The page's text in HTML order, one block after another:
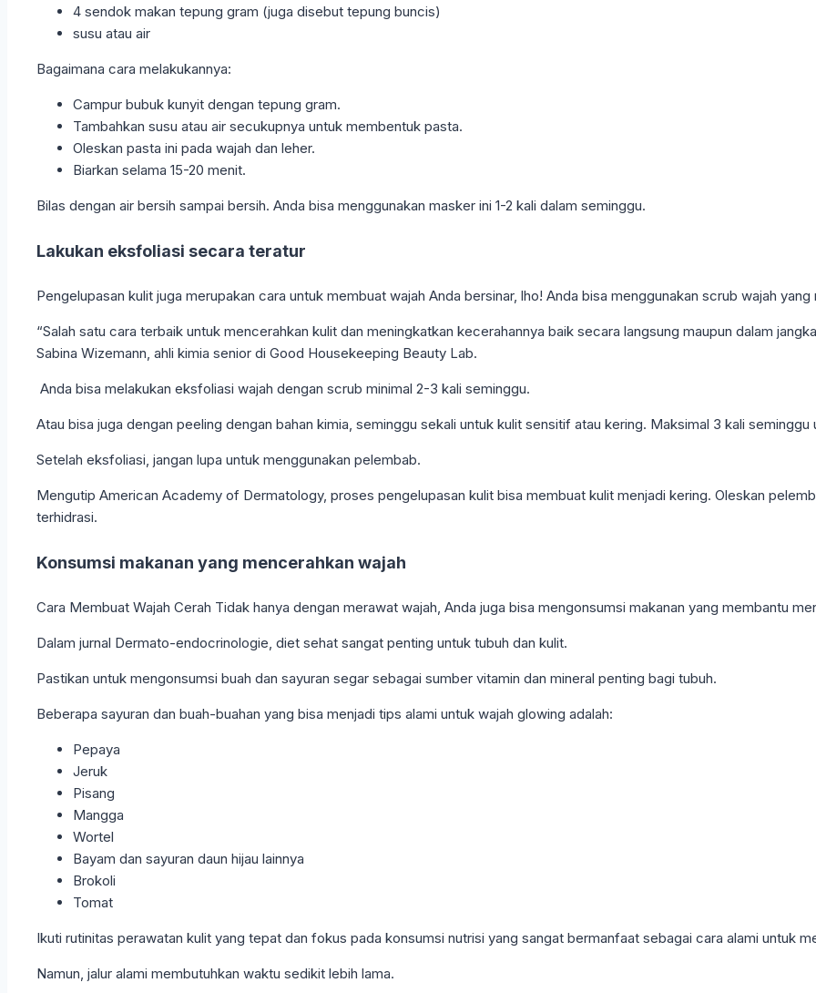
4 sendok makan tepung gram (juga disebut tepung buncis)
susu atau air
Bagaimana cara melakukannya:
Campur bubuk kunyit dengan tepung gram.
Tambahkan susu atau air secukupnya untuk membentuk pasta.
Oleskan pasta ini pada wajah dan leher.
Biarkan selama 15-20 menit.
Bilas dengan air bersih sampai bersih. Anda bisa menggunakan masker ini 1-2 kali dalam seminggu.
Lakukan eksfoliasi secara teratur
Pengelupasan kulit juga merupakan cara untuk membuat wajah Anda bersinar, lho! Anda bisa menggunakan scrub wajah
“Salah satu cara terbaik untuk mencerahkan kulit dan meningkatkan kecerahannya baik secara langsung maupun dalam
Sabina Wizemann, ahli kimia senior di Good Housekeeping Beauty Lab.
Anda bisa melakukan eksfoliasi wajah dengan scrub minimal 2-3 kali seminggu.
Atau bisa juga dengan peeling dengan bahan kimia, seminggu sekali untuk kulit sensitif atau kering. Maksimal 3 kali seminggu
Setelah eksfoliasi, jangan lupa untuk menggunakan pelembab.
Mengutip American Academy of Dermatology, proses pengelupasan kulit bisa membuat kulit menjadi kering. Oleskan
terhidrasi.
Konsumsi makanan yang mencerahkan wajah
Cara Membuat Wajah Cerah Tidak hanya dengan merawat wajah, Anda juga bisa mengonsumsi makanan yang membantu
Dalam jurnal Dermato-endocrinologie, diet sehat sangat penting untuk tubuh dan kulit.
Pastikan untuk mengonsumsi buah dan sayuran segar sebagai sumber vitamin dan mineral penting bagi tubuh.
Beberapa sayuran dan buah-buahan yang bisa menjadi tips alami untuk wajah glowing adalah:
Pepaya
Jeruk
Pisang
Mangga
Wortel
Bayam dan sayuran daun hijau lainnya
Brokoli
Tomat
Ikuti rutinitas perawatan kulit yang tepat dan fokus pada konsumsi nutrisi yang sangat bermanfaat sebagai cara alami untuk
Namun, jalur alami membutuhkan waktu sedikit lebih lama.